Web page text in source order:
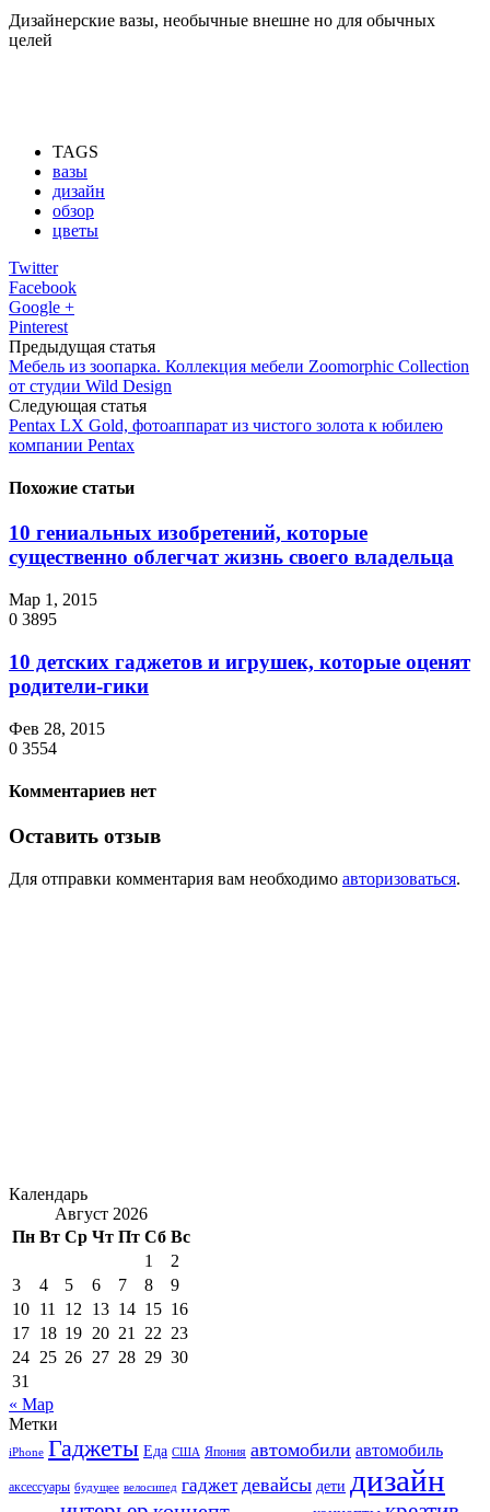
Дизайнерские вазы, необычные внешне но для обычных
целей
TAGS
вазы
дизайн
обзор
цветы
Twitter
Facebook
Google +
Pinterest
Предыдущая статья
Мебель из зоопарка. Коллекция мебели Zoomorphic Collection
от студии Wild Design
Следующая статья
Pentax LX Gold, фотоаппарат из чистого золота к юбилею
компании Pentax
Похожие статьи
10 гениальных изобретений, которые
существенно облегчат жизнь своего владельца
Мар 1, 2015
0 3895
10 детских гаджетов и игрушек, которые оценят
родители-гики
Фев 28, 2015
0 3554
Комментариев нет
Оставить отзыв
Для отправки комментария вам необходимо авторизоваться.
Календарь
Август 2026
Пн Вт Ср Чт Пт Сб Вс
1
2
3
4 5 6 7 8
9
10 11 12 13 14 15 16
17 18 19 20 21 22 23
24 25 26 27 28 29 30
31
« Мар
Метки
iPhone Гаджеты Еда США Япония автомобили автомобиль
аксессуары будущее велосипед гаджет девайсы дети дизайн